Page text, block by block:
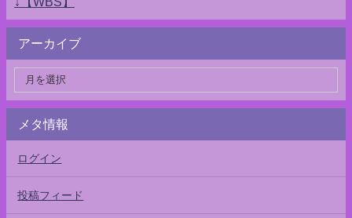
アーカイブ
メタ情報
ログイン
投稿フィード